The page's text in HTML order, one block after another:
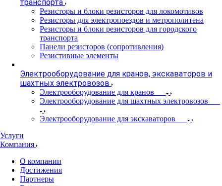
транспорта
Резисторы и блоки резисторов для локомотивов
Резисторы для электропоездов и метрополитена
Резисторы и блоки резисторов для городского
транспорта
Панели резисторов (сопротивления)
Резистивные элементы
Электрооборудование для кранов, экскаваторов и
шахтных электровозов
Электрооборудование для кранов
Электрооборудование для шахтных электровозов
Электрооборудование для экскаваторов
Услуги
Компания
О компании
Достижения
Партнеры